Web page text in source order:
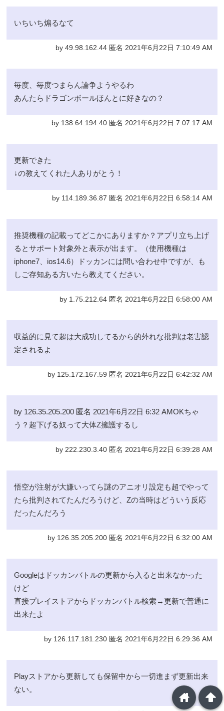
いちいち煽るなて
by 49.98.162.44 匿名 2021年6月22日 7:10:49 AM
毎度、毎度つまらん論争ようやるわ
あんたらドラゴンボールほんとに好きなの？
by 138.64.194.40 匿名 2021年6月22日 7:07:17 AM
更新できた
↓の教えてくれた人ありがとう！
by 114.189.36.87 匿名 2021年6月22日 6:58:14 AM
推奨機種の記載ってどこかにありますか？アプリ立ち上げ
るとサポート対象外と表示が出ます。（使用機種は
iphone7、ios14.6）ドッカンには問い合わせ中ですが、も
しご存知ある方いたら教えてください。
by 1.75.212.64 匿名 2021年6月22日 6:58:00 AM
収益的に見て超は大成功してるから的外れな批判は老害認
定されるよ
by 125.172.167.59 匿名 2021年6月22日 6:42:32 AM
by 126.35.205.200 匿名 2021年6月22日 6:32 AMOKちゃ
う？超下げる奴って大体Z擁護するし
by 222.230.3.40 匿名 2021年6月22日 6:39:28 AM
悟空が注射が大嫌いってら謎のアニオリ設定も超でやって
たら批判されてたんだろうけど、Zの当時はどういう反応
だったんだろう
by 126.35.205.200 匿名 2021年6月22日 6:32:00 AM
Googleはドッカンバトルの更新から入ると出来なかった
けど
直接プレイストアからドッカンバトル検索→更新で普通に
出来たよ
by 126.117.181.230 匿名 2021年6月22日 6:29:36 AM
Playストアから更新しても保留中から一切進まず更新出来
ない。
arrowup
home